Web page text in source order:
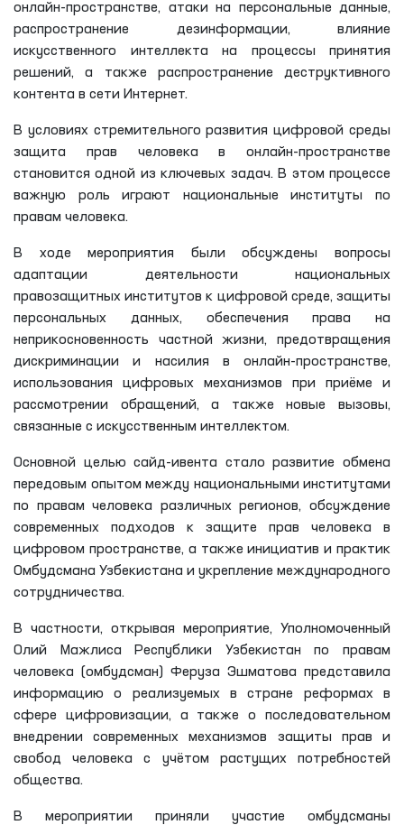
онлайн-пространстве, атаки на персональные данные,
распространение дезинформации, влияние
искусственного интеллекта на процессы принятия
решений, а также распространение деструктивного
контента в сети Интернет.
В условиях стремительного развития цифровой среды
защита прав человека в онлайн-пространстве
становится одной из ключевых задач. В этом процессе
важную роль играют национальные институты по
правам человека.
В ходе мероприятия были обсуждены вопросы
адаптации деятельности национальных
правозащитных институтов к цифровой среде, защиты
персональных данных, обеспечения права на
неприкосновенность частной жизни, предотвращения
дискриминации и насилия в онлайн-пространстве,
использования цифровых механизмов при приёме и
рассмотрении обращений, а также новые вызовы,
связанные с искусственным интеллектом.
Основной целью сайд-ивента стало развитие обмена
передовым опытом между национальными институтами
по правам человека различных регионов, обсуждение
современных подходов к защите прав человека в
цифровом пространстве, а также инициатив и практик
Омбудсмана Узбекистана и укрепление международного
сотрудничества.
В частности, открывая мероприятие, Уполномоченный
Олий Мажлиса Республики Узбекистан по правам
человека (омбудсман) Феруза Эшматова представила
информацию о реализуемых в стране реформах в
сфере цифровизации, а также о последовательном
внедрении современных механизмов защиты прав и
свобод человека с учётом растущих потребностей
общества.
В мероприятии приняли участие омбудсманы